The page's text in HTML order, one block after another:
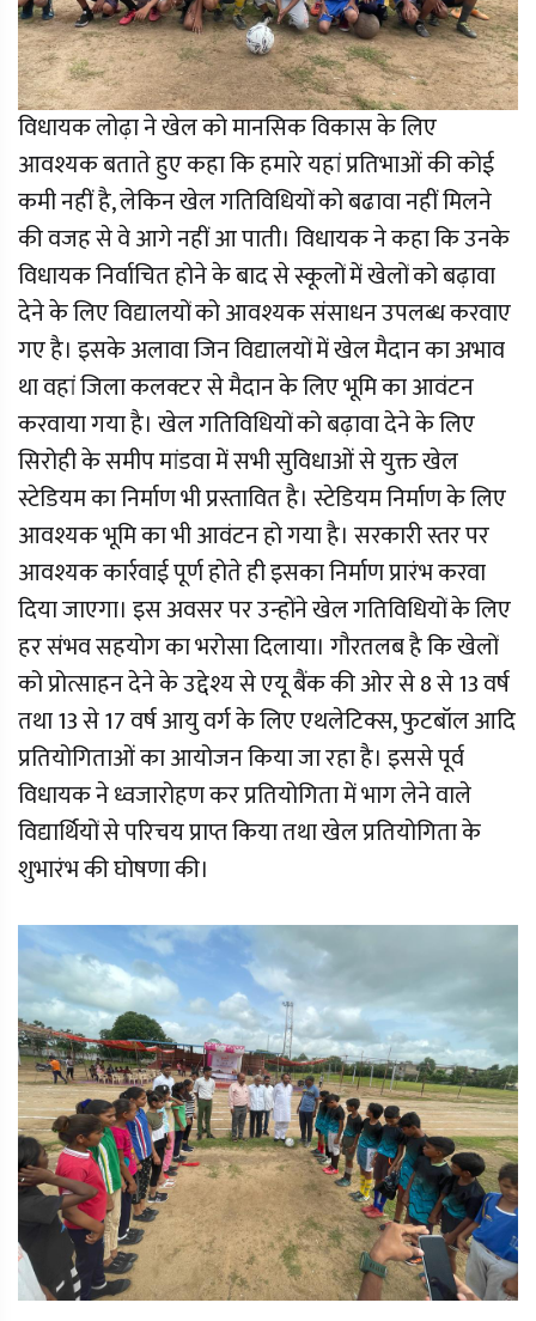
विधायक लोढ़ा ने खेल को मानसिक विकास के लिए
आवश्यक बताते हुए कहा कि हमारे यहां प्रतिभाओं की कोई
कमी नहीं है, लेकिन खेल गतिविधियों को बढावा नहीं मिलने
की वजह से वे आगे नहीं आ पाती। विधायक ने कहा कि उनके
विधायक निर्वाचित होने के बाद से स्कूलों में खेलों को बढ़ावा
देने के लिए विद्यालयों को आवश्यक संसाधन उपलब्ध करवाए
गए है। इसके अलावा जिन विद्यालयों में खेल मैदान का अभाव
था वहां जिला कलक्टर से मैदान के लिए भूमि का आवंटन
करवाया गया है। खेल गतिविधियों को बढ़ावा देने के लिए
सिरोही के समीप मांडवा में सभी सुविधाओं से युक्त खेल
स्टेडियम का निर्माण भी प्रस्तावित है। स्टेडियम निर्माण के लिए
आवश्यक भूमि का भी आवंटन हो गया है। सरकारी स्तर पर
आवश्यक कार्रवाई पूर्ण होते ही इसका निर्माण प्रारंभ करवा
दिया जाएगा। इस अवसर पर उन्होंने खेल गतिविधियों के लिए
हर संभव सहयोग का भरोसा दिलाया। गौरतलब है कि खेलों
को प्रोत्साहन देने के उद्देश्य से एयू बैंक की ओर से 8 से 13 वर्ष
तथा 13 से 17 वर्ष आयु वर्ग के लिए एथलेटिक्स, फुटबॉल आदि
प्रतियोगिताओं का आयोजन किया जा रहा है। इससे पूर्व
विधायक ने ध्वजारोहण कर प्रतियोगिता में भाग लेने वाले
विद्यार्थियों से परिचय प्राप्त किया तथा खेल प्रतियोगिता के
शुभारंभ की घोषणा की।